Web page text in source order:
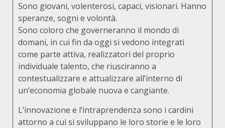
Sono giovani, volenterosi, capaci, visionari. Hanno
speranze, sogni e volontà.
Sono coloro che governeranno il mondo di
domani, in cui fin da oggi si vedono integrati
come parte attiva, realizzatori del proprio
individuale talento, che riusciranno a
contestualizzare e attualizzare all’interno di
un’economia globale nuova e cangiante.
L’innovazione e l’intraprendenza sono i cardini
attorno a cui si sviluppano le loro storie e le loro